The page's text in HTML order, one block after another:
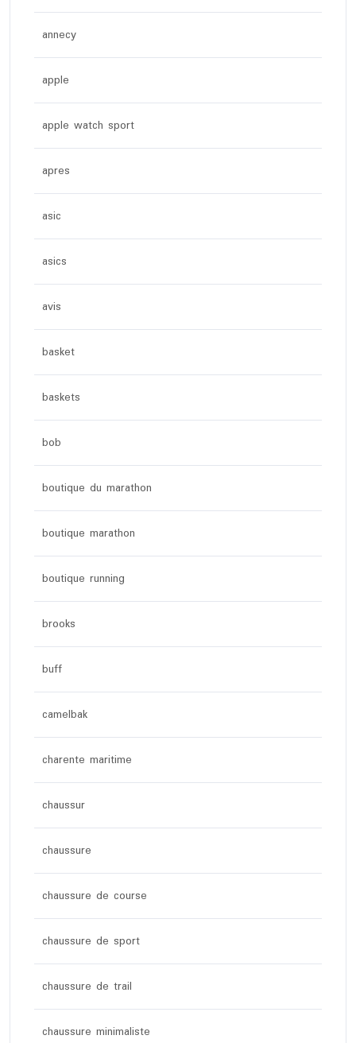
annecy
apple
apple watch sport
apres
asic
asics
avis
basket
baskets
bob
boutique du marathon
boutique marathon
boutique running
brooks
buff
camelbak
charente maritime
chaussur
chaussure
chaussure de course
chaussure de sport
chaussure de trail
chaussure minimaliste